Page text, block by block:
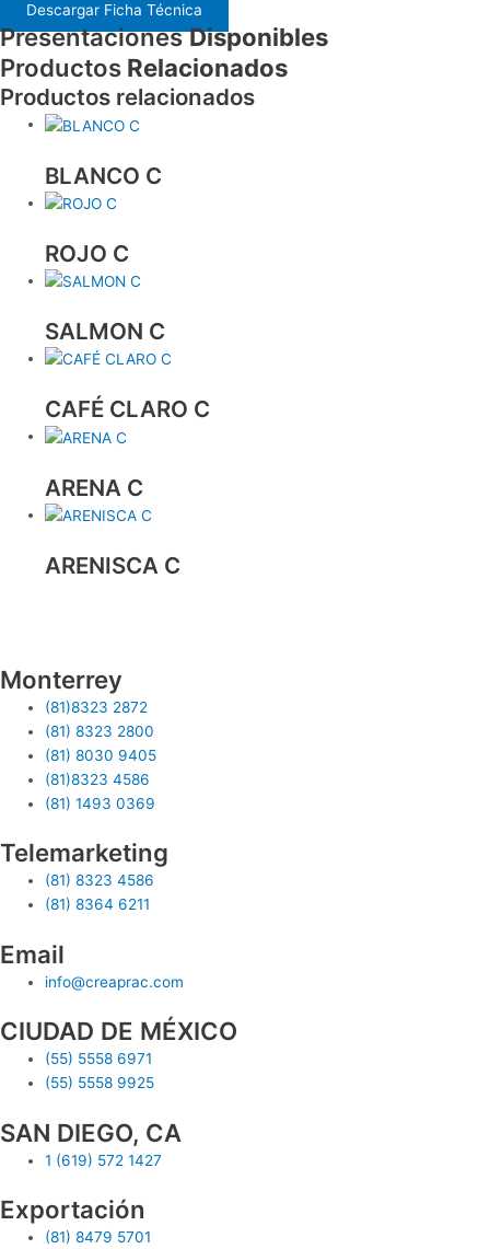
Descargar Ficha Técnica
PresentacionesDisponibles
Productos Relacionados
Productos relacionados
BLANCO C
ROJO C
SALMON C
CAFÉ CLARO C
ARENA C
ARENISCA C
Monterrey
(81)8323 2872
(81) 8323 2800
(81) 8030 9405
(81)8323 4586
(81) 1493 0369
Telemarketing
(81) 8323 4586
(81) 8364 6211
Email
info@creaprac.com
CIUDAD DE MÉXICO
(55) 5558 6971
(55) 5558 9925
SAN DIEGO, CA
1 (619) 572 1427
Exportación
(81) 8479 5701